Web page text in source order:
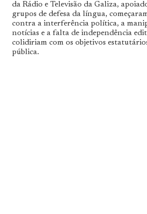
da Rádio e Televisão da Galiza,
grupos de defesa da língua,
contra a interferência política, a
notícias e a falta de independência
colidiriam com os objetivos
pública.